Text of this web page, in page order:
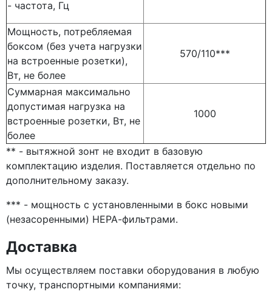
- частота, Гц
Мощность, потребляемая
боксом (без учета нагрузки
на встроенные розетки),
Вт, не более
570/110***
Суммарная максимально
допустимая нагрузка на
встроенные розетки, Вт, не
более
1000
** - вытяжной зонт не входит в базовую
комплектацию изделия. Поставляется отдельно по
дополнительному заказу.
*** - мощность с установленными в бокс новыми
(незасоренными) НЕРА-фильтрами.
Доставка
Мы осуществляем поставки оборудования в любую
точку, транспортными компаниями: